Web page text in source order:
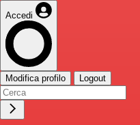
Accedi
Modifica profilo Logout